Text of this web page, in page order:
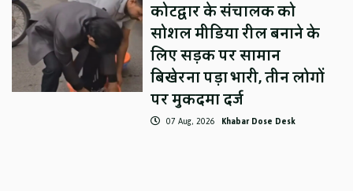
कोटद्वार के संचालक को
सोशल मीडिया रील बनाने के
लिए सड़क पर सामान
बिखेरना पड़ा भारी, तीन लोगों
पर मुकदमा दर्ज
07 Aug, 2026 Khabar Dose Desk